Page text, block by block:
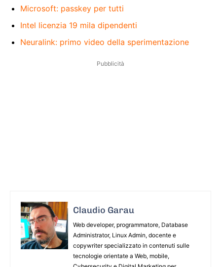
Microsoft: passkey per tutti
Intel licenzia 19 mila dipendenti
Neuralink: primo video della sperimentazione
Pubblicità
Claudio Garau
Web developer, programmatore, Database
Administrator, Linux Admin, docente e
copywriter specializzato in contenuti sulle
tecnologie orientate a Web, mobile,